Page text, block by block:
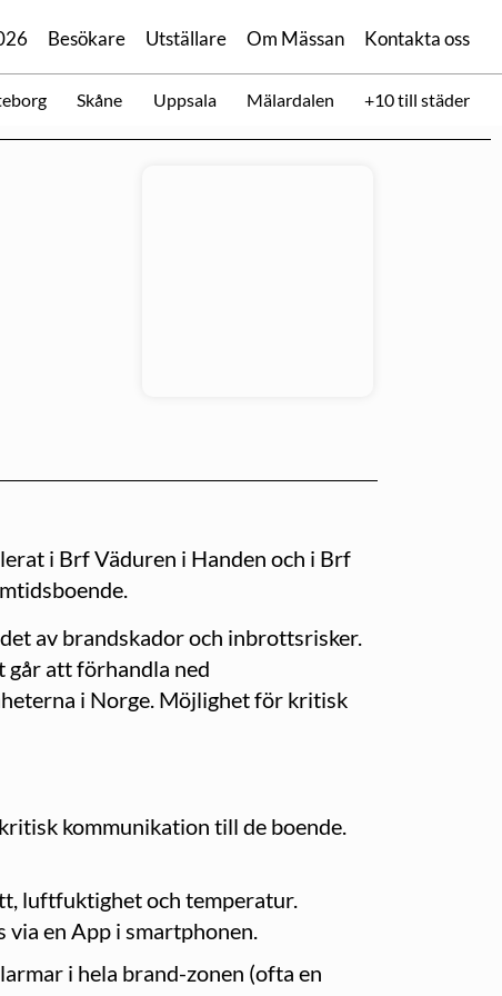
Besökare Utställare Om Mässan Kontakta oss
Skåne Uppsala Mälardalen +10 till städer
i Brf Väduren i Handen och i Brf
av brandskador och inbrottsrisker.
går att förhandla ned
i Norge. Möjlighet för kritisk
kommunikation till de boende.
luftfuktighet och temperatur.
via en App i smartphonen.
i hela brand-zonen (ofta en